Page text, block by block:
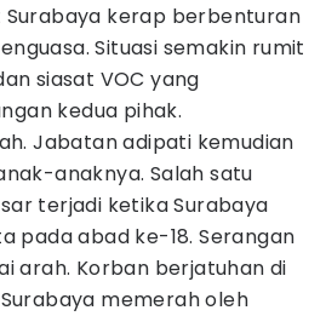
kerap berbenturan
Situasi semakin rumit
siasat VOC yang
kedua pihak.
Jabatan adipati kemudian
anaknya. Salah satu
terjadi ketika Surabaya
pada abad ke-18. Serangan
arah. Korban berjatuhan di
memerah oleh